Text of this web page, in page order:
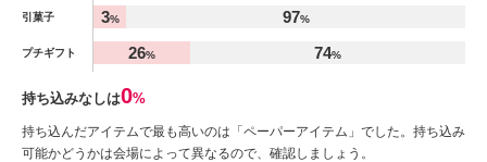
引菓子 3% 97%
プチギフト 26% 74%
持ち込みなしは0%
持ち込んだアイテムで最も高いのは「ペーパーアイテム」でした。持ち込み
可能かどうかは会場によって異なるので、確認しましょう。